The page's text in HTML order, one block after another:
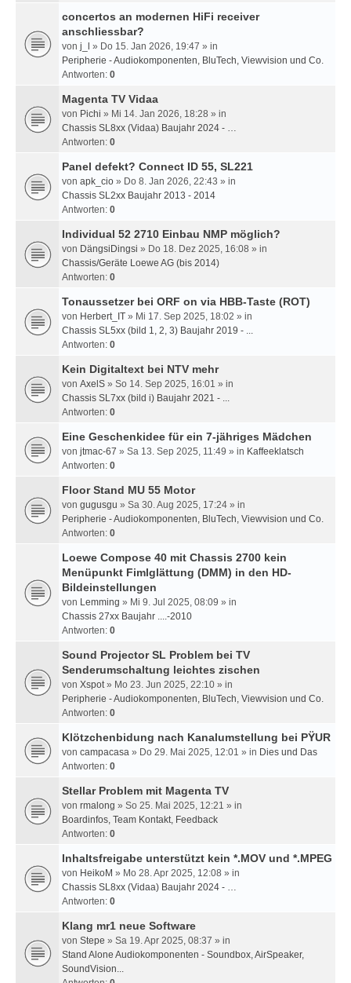
concertos an modernen HiFi receiver
anschliessbar?
von j_l
» Do 15. Jan 2026, 19:47 » in
Peripherie - Audiokomponenten, BluTech, Viewvision und Co.
Antworten: 0
Magenta TV Vidaa
von Pichi » Mi 14. Jan 2026, 18:28 » in
Chassis SL8xx (Vidaa) Baujahr 2024 - …
Antworten: 0
Panel defekt? Connect ID 55, SL221
von apk_cio » Do 8. Jan 2026, 22:43 » in
Chassis SL2xx Baujahr 2013 - 2014
Antworten: 0
Individual 52 2710 Einbau NMP möglich?
von DängsiDingsi » Do 18. Dez 2025, 16:08 » in
Chassis/Geräte Loewe AG (bis 2014)
Antworten: 0
Tonaussetzer bei ORF on via HBB-Taste (ROT)
von Herbert_IT » Mi 17. Sep 2025, 18:02 » in
Chassis SL5xx (bild 1, 2, 3) Baujahr 2019 - ...
Antworten: 0
Kein Digitaltext bei NTV mehr
von AxelS » So 14. Sep 2025, 16:01 » in
Chassis SL7xx (bild i) Baujahr 2021 - ...
Antworten: 0
Eine Geschenkidee für ein 7-jähriges Mädchen
von jtmac-67 » Sa 13. Sep 2025, 11:49 » in Kaffeeklatsch
Antworten: 0
Floor Stand MU 55 Motor
von gugusgu » Sa 30. Aug 2025, 17:24 » in
Peripherie - Audiokomponenten, BluTech, Viewvision und Co.
Antworten: 0
Loewe Compose 40 mit Chassis 2700 kein
Menüpunkt Fimlglättung (DMM) in den HD-
Bildeinstellungen
von Lemming » Mi 9. Jul 2025, 08:09 » in
Chassis 27xx Baujahr ....-2010
Antworten: 0
Sound Projector SL Problem bei TV
Senderumschaltung leichtes zischen
von Xspot» Mo 23. Jun 2025, 22:10 » in
Peripherie - Audiokomponenten, BluTech, Viewvision und Co.
Antworten: 0
Klötzchenbidung nach Kanalumstellung bei PŸUR
von campacasa » Do 29. Mai 2025, 12:01 » in Dies und Das
Antworten: 0
Stellar Problem mit Magenta TV
von rmalong » So 25. Mai 2025, 12:21 » in
Boardinfos, Team Kontakt, Feedback
Antworten: 0
Inhaltsfreigabe unterstützt kein *.MOV und *.MPEG
von HeikoM » Mo 28. Apr 2025, 12:08 » in
Chassis SL8xx (Vidaa) Baujahr 2024 - …
Antworten: 0
Klang mr1 neue Software
von Stepe » Sa 19. Apr 2025, 08:37 » in
Stand Alone Audiokomponenten - Soundbox, AirSpeaker,
SoundVision...